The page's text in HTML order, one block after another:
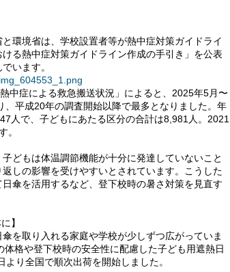
環境省は、学校設置者等が熱中症対策ガイドライ
る熱中症対策ガイドライン作成の手引き」を公表
います。
中症による救急搬送状況」によると、2025年5月〜
平成20年の調査開始以降で最多となりました。年
人で、子どもにあたる区分の合計は8,981人。2021
。
どもは体温調節機能が十分に発達していないこと
しの影響を受けやすいとされています。こうした
傘を活用するなど、登下校時の暑さ対策を見直す
】
を取り入れる家庭や学校が少しずつ広がっていま
格や登下校時の安全性に配慮した子ども用遮熱日
り全国で順次出荷を開始しました。